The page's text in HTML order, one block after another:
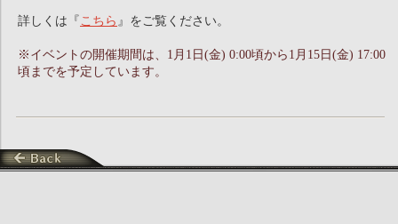
詳しくは『 こちら 』をご覧ください。
※イベントの開催期間は、1月1日(金) 0:00頃から1月15日(金) 17:00
頃までを予定しています。